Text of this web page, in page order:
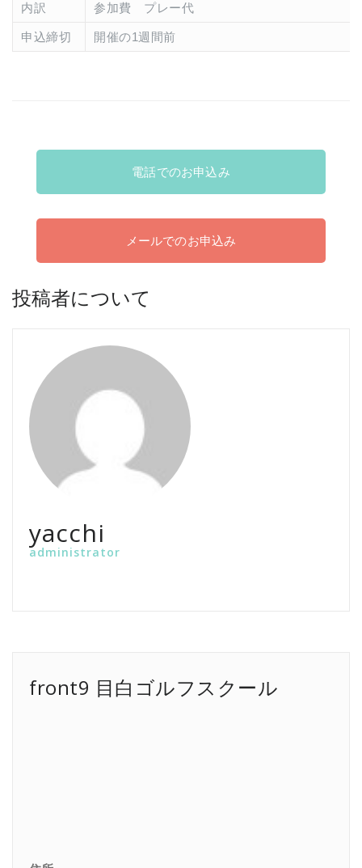
内訳 参加費 プレー代
申込締切 開催の1週間前
電話でのお申込み
メールでのお申込み
投稿者について
yacchi
administrator
front9 目白ゴルフスクール